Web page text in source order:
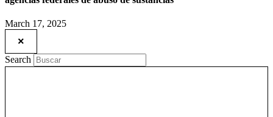
March 17, 2025
×
Search